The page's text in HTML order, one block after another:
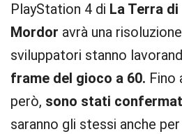
PlayStation 4 di La Terra di
Mordor avrà una
sviluppatori stanno
frame del gioco a 60. Fino
però, sono stati
saranno gli stessi anche